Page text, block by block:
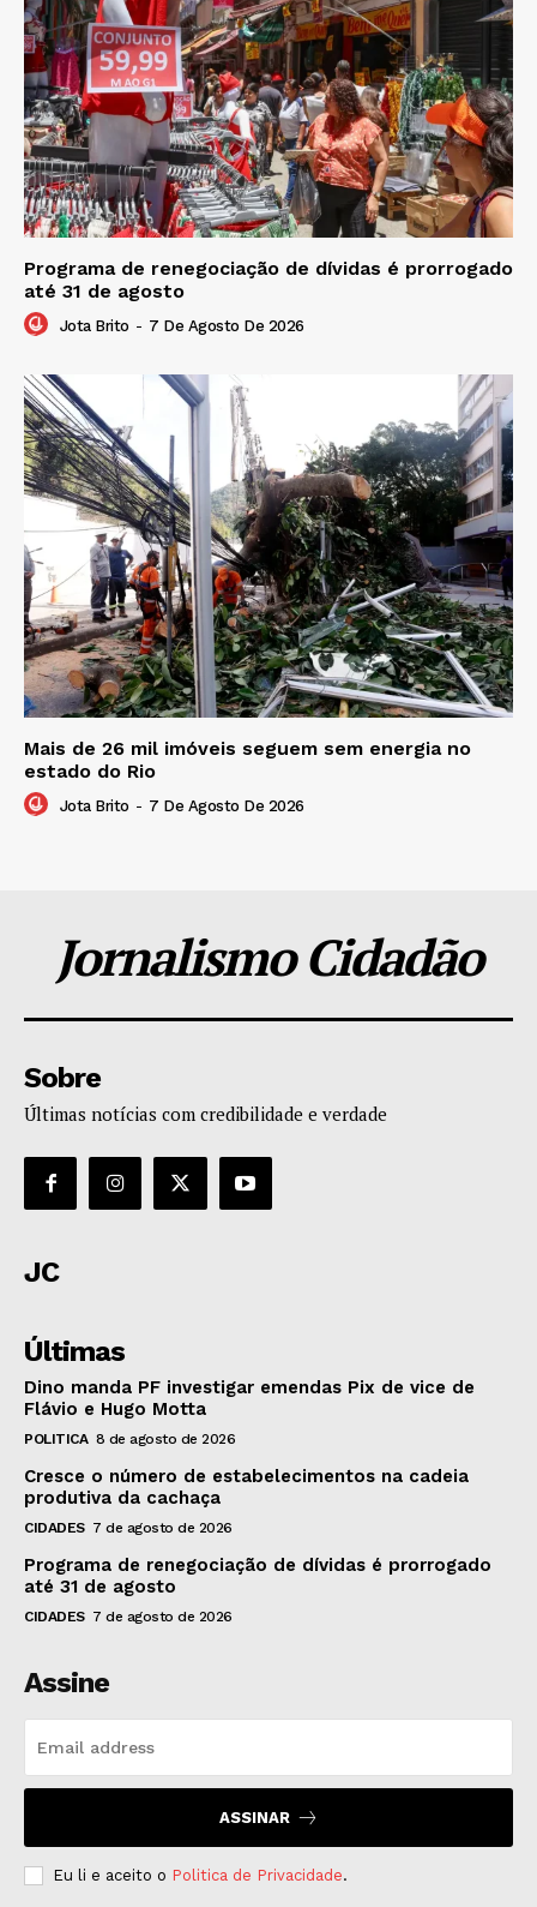
Programa de renegociação de dívidas é prorrogado
até 31 de agosto
Jota Brito - 7 De Agosto De 2026
Mais de 26 mil imóveis seguem sem energia no
estado do Rio
Jota Brito - 7 De Agosto De 2026
Jornalismo Cidadão
Sobre
Últimas notícias com credibilidade e verdade
JC
Últimas
Dino manda PF investigar emendas Pix de vice de
Flávio e Hugo Motta
POLITICA 8 de agosto de 2026
Cresce o número de estabelecimentos na cadeia
produtiva da cachaça
CIDADES 7 de agosto de 2026
Programa de renegociação de dívidas é prorrogado
até 31 de agosto
CIDADES 7 de agosto de 2026
Assine
ASSINAR
Eu li e aceito o Politica de Privacidade.